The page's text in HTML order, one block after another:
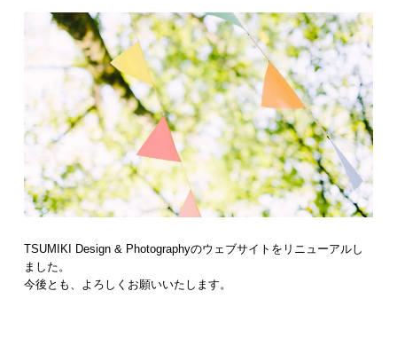
TSUMIKI Design & Photographyのウェブサイトをリニューアルし
ました。
今後とも、よろしくお願いいたします。